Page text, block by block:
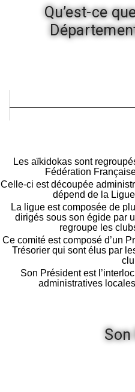
Qu’est-ce
Les aïkidokas sont
Fédération
Celle-ci est découpée
dépend de la
La ligue est composée de
dirigés sous son égide par
regroupe les
Ce comité est composé d’un
Trésorier qui sont élus par
Son Président est
administratives
Son